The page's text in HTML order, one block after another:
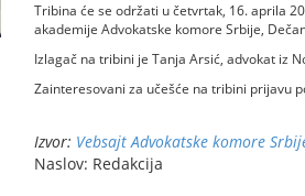
Tribina će se održati u četvrtak, 16. aprila
akademije Advokatske komore Srbije,
Izlagač na tribini je Tanja Arsić, advokat iz
Zainteresovani za učešće na tribini prijavu
Izvor: Vebsajt Advokatske komore
Naslov: Redakcija